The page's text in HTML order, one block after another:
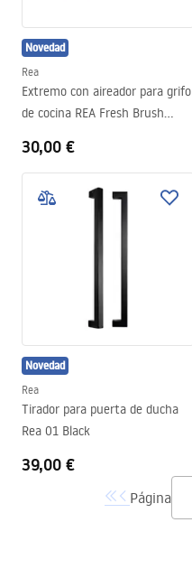
Novedad
Rea
Extremo con aireador para grifo
de cocina REA Fresh Brush
30,00 €
Novedad
Rea
Tirador para puerta de ducha
Rea 01 Black
39,00 €
Página